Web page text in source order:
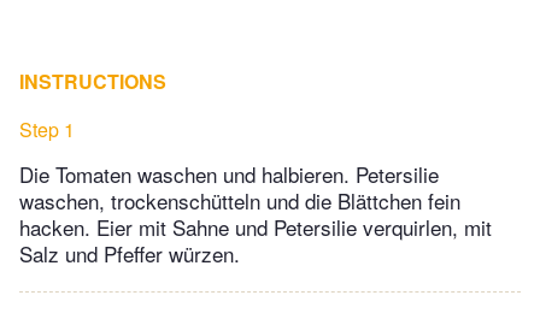
INSTRUCTIONS
Step 1
Die Tomaten waschen und halbieren. Petersilie
waschen, trockenschütteln und die Blättchen fein
hacken. Eier mit Sahne und Petersilie verquirlen, mit
Salz und Pfeffer würzen.